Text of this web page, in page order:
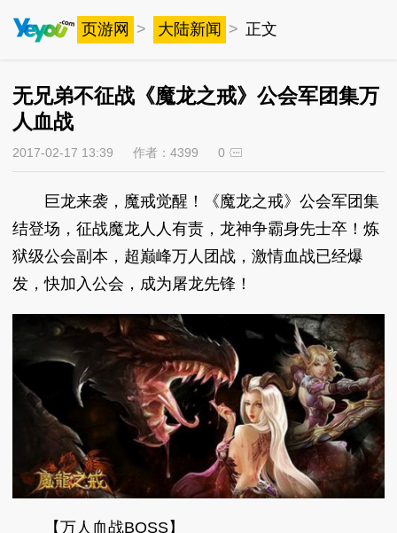
页游网 > 大陆新闻 > 正文
无兄弟不征战《魔龙之戒》公会军团集万
人血战
2017-02-17 13:39 作者：4399 0
巨龙来袭，魔戒觉醒！《魔龙之戒》公会军团集
结登场，征战魔龙人人有责，龙神争霸身先士卒！炼
狱级公会副本，超巅峰万人团战，激情血战已经爆
发，快加入公会，成为屠龙先锋！
【万人血战BOSS】